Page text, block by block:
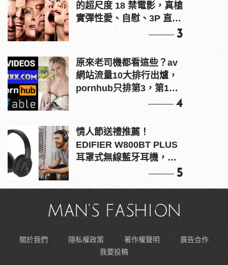
的超尺度 18 禁電影，真槍
實彈性愛、自慰、3P 直接
3
原來老司機都看這些？av
網站流量10大排行出爐，
pornhub只排第3，第1名
4
情人節送禮推薦！
EDIFIER W800BT PLUS
耳罩式無線藍牙耳機，在
5
關於我們 隱私權政策 著作權聲明
廣告合作
我要投稿